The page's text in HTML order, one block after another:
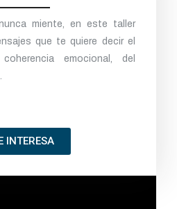
miente, en este taller
que te quiere decir el
emocional, del
INTERESA